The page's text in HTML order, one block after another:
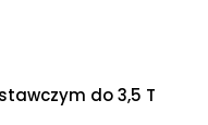
do 3,5 T